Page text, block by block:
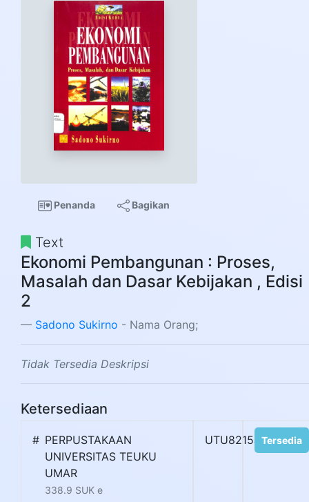
Penanda Bagikan
Text
Ekonomi Pembangunan : Proses,
Masalah dan Dasar Kebijakan , Edisi
2
Sadono Sukirno - Nama Orang;
Tidak Tersedia Deskripsi
Ketersediaan
# PERPUSTAKAAN
UNIVERSITAS TEUKU
UMAR
338.9 SUK e
UTU8215J Tersedia